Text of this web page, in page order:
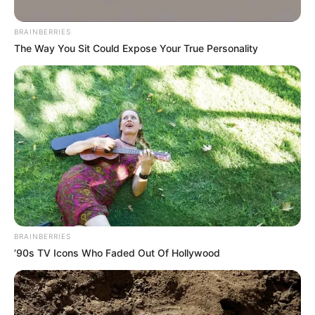
Atlético Nacional oficial
Dorlan Pabón- Atlético Nacional 2021.
Por:Edward Castro
Agosto 3, 2021
BRAINBERRIES
The Way You Sit Could Expose Your True Personality
BRAINBERRIES
’90s TV Icons Who Faded Out Of Hollywood